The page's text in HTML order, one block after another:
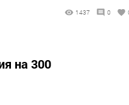
1437 0
на 300